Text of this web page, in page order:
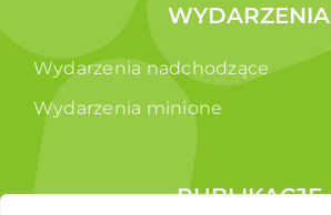
WYDARZENIA
Wydarzenia nadchodzące
Wydarzenia minione
PUBLIKACJE